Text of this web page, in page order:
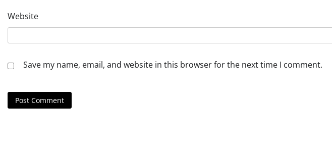
Website
Save my name, email, and website in this browser for the next time I comment.